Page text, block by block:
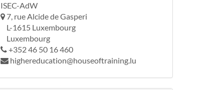
ISEC-AdW
7, rue Alcide de Gasperi
L-1615 Luxembourg
Luxembourg
+352 46 50 16 460
highereducation@houseoftraining.lu